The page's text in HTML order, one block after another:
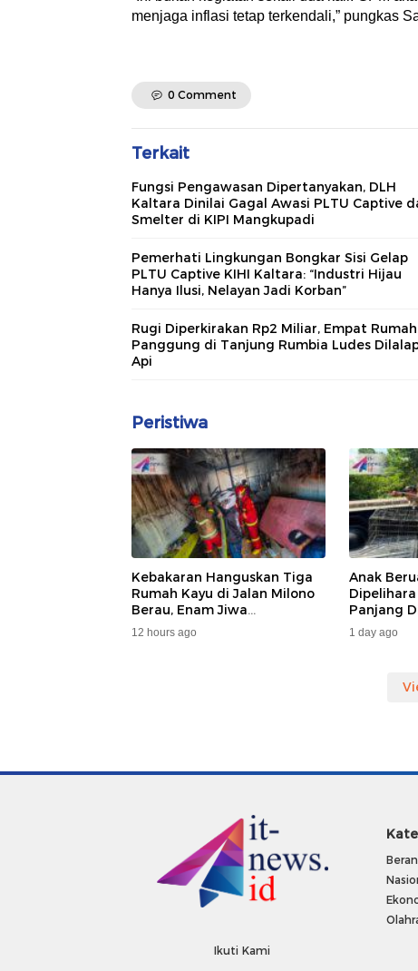
menjaga inflasi tetap terkendali,” pungkas
0 Comment
Terkait
Fungsi Pengawasan Dipertanyakan, DLH
Kaltara Dinilai Gagal Awasi PLTU Captive
Smelter di KIPI Mangkupadi
Pemerhati Lingkungan Bongkar Sisi Gelap
PLTU Captive KIHI Kaltara: “Industri Hijau
Hanya Ilusi, Nelayan Jadi Korban”
Rugi Diperkirakan Rp2 Miliar, Empat Rumah
Panggung di Tanjung Rumbia Ludes
Api
Peristiwa
Kebakaran Hanguskan Tiga
Rumah Kayu di Jalan Milono
Berau, Enam Jiwa
Terdampak
12 hours ago
Anak
Panjang
Dan
1 day ago
Ikuti Kami